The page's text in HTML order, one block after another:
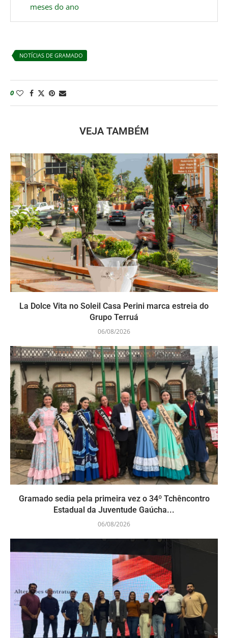
meses do ano
NOTÍCIAS DE GRAMADO
0
VEJA TAMBÉM
La Dolce Vita no Soleil Casa Perini marca estreia do
Grupo Terruá
06/08/2026
Gramado sedia pela primeira vez o 34º Tchêncontro
Estadual da Juventude Gaúcha...
06/08/2026